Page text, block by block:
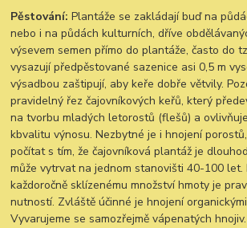
Pěstování: Plantáže se zakládají buď na
nebo i na půdách kulturních, dříve
výsevem semen přímo do plantáže, často do
vysazují předpěstované sazenice asi 0,5 m
výsadbou zaštipují, aby keře dobře větvily.
pravidelný řez čajovníkových keřů, který
na tvorbu mladých letorostů (flešů) a
kbvalitu výnosu. Nezbytné je i hnojení
počítat s tím, že čajovníková plantáž je
může vytrvat na jednom stanovišti 40-100 let.
každoročně sklízenému množství hmoty je
nutností. Zvláště účinné je hnojení
Vyvarujeme se samozřejmě vápenatých hnojiv.